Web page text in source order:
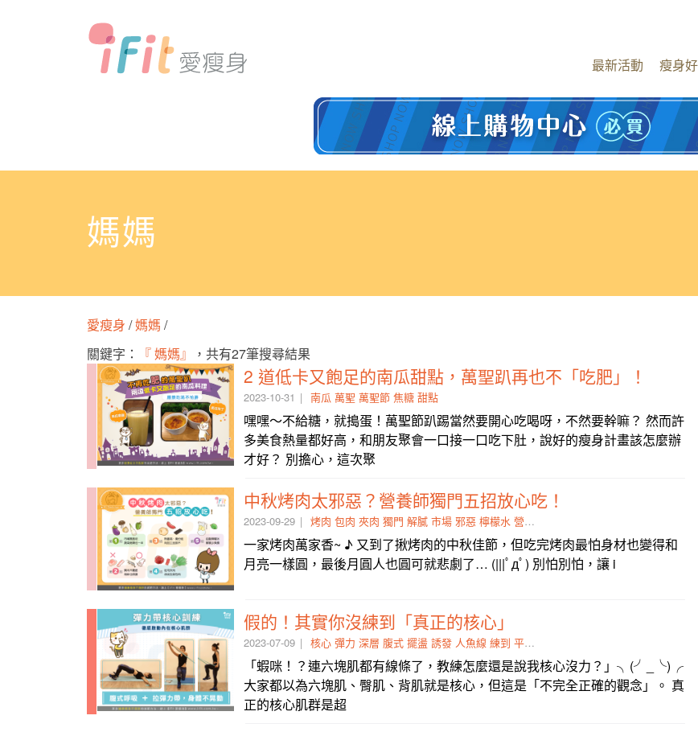
最新活動 瘦身
媽媽
愛瘦身 /媽媽 /
關鍵字：
『 媽媽』 ，共有27筆搜尋結果
2 道低卡又飽足的南瓜甜點，萬聖趴再也不「吃肥」！
2023-10-31 南瓜 萬聖 萬聖節 焦糖 甜點
嘿嘿～不給糖，就搗蛋！萬聖節趴踢當然要開心吃喝呀，不然要幹嘛？ 然而許
多美食熱量都好高，和朋友聚會一口接一口吃下肚，說好的瘦身計畫該怎麼辦
才好？ 別擔心，這次聚
中秋烤肉太邪惡？營養師獨門五招放心吃！
2023-09-29 烤肉 包肉 夾肉 獨門 解膩 市場 邪惡 檸檬水 營養師
一家烤肉萬家香~ ♪ 又到了揪烤肉的中秋佳節，但吃完烤肉最怕身材也變得和
月亮一樣圓，最後月圓人也圓可就悲劇了… (|||ﾟдﾟ) 別怕別怕，讓 i
假的！其實你沒練到「真正的核心」
2023-07-09 核心 彈力 深層 腹式 擺盪 誘發 人魚線 練到 平衡感
「蝦咪！？連六塊肌都有線條了，教練怎麼還是說我核心沒力？」╮(╯_╰)╭
大家都以為六塊肌、臀肌、背肌就是核心，但這是「不完全正確的觀念」。 真
正的核心肌群是超